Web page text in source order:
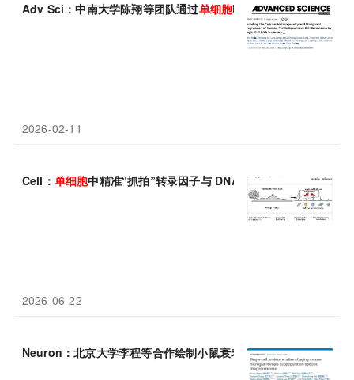
Adv Sci：中南大学陈翔等团队通过单细胞RNA测序解析人阴茎鳞
2026-02-11
Cell： 单细胞中精准“抓拍”转录因子与 DNA 的结合，开启调控组
2026-06-22
Neuron：北京大学李程等合作绘制小鼠衰老小胶质细胞的单细胞